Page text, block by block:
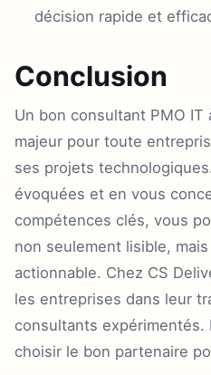
décision rapide et
Conclusion
Un bon consultant PMO
majeur pour toute
ses projets
évoquées et en vous
compétences clés, vous
non seulement lisible,
actionnable. Chez CS
les entreprises dans leur
consultants expérimentés.
choisir le bon partenaire